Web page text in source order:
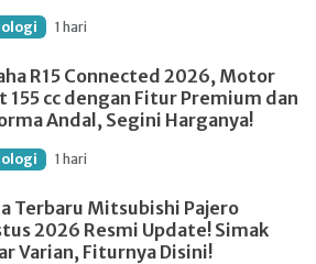
1 hari
R15 Connected 2026, Motor
155 cc dengan Fitur Premium dan
Andal, Segini Harganya!
1 hari
Terbaru Mitsubishi Pajero
2026 Resmi Update! Simak
Varian, Fiturnya Disini!